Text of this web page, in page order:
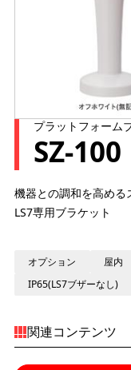
プラットフォーム
SZ-100
機器との調和を高める
LS7専用ブラケット
オプション 屋内
IP65(LS7ブザーなし)
関連コンテンツ